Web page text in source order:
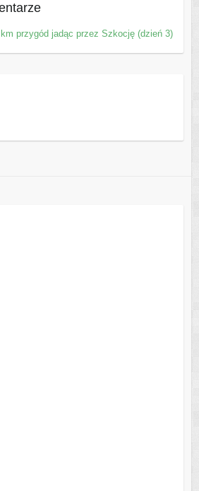
przygód jadąc przez Szkocję (dzień 3)